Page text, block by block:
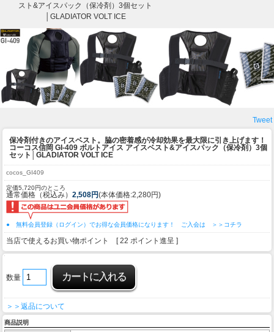
スト&アイスパック（保冷剤）3個セット
│GLADIATOR VOLT ICE
Tweet
保冷剤付きのアイスベスト。脇の密着感が冷却効果を最大限に引き上げます！
コーコス信岡 GI-409 ボルトアイス アイスベスト&アイスパック（保冷剤）3個
セット│GLADIATOR VOLT ICE
cocos_GI409
定価5,720円のところ
通常価格（税込み） 2,508円(本体価格:2,280円)
● 無料会員登録（ログイン）でお得な会員価格になります！ ご入会は ＞＞コチラ
当店で使えるお買い物ポイント [ 22 ポイント進呈 ]
数量
＞＞返品について
商品説明